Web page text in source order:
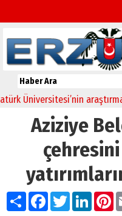
araştırma
Aziziye
PaylaşFacebook
Twitter